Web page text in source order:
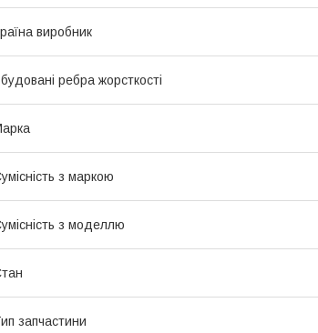
виробник
ребра жорсткості
з маркою
з моделлю
запчастини